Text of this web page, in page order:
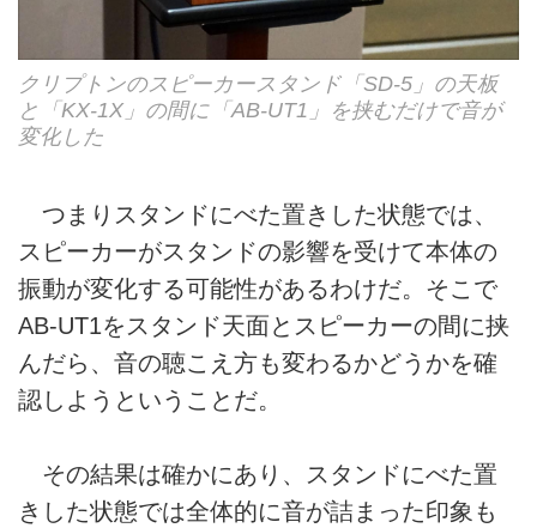
クリプトンのスピーカースタンド「SD-5」の天板
と「KX-1X」の間に「AB-UT1」を挟むだけで音が
変化した
つまりスタンドにべた置きした状態では、
スピーカーがスタンドの影響を受けて本体の
振動が変化する可能性があるわけだ。そこで
AB-UT1をスタンド天面とスピーカーの間に挟
んだら、音の聴こえ方も変わるかどうかを確
認しようということだ。
その結果は確かにあり、スタンドにべた置
きした状態では全体的に音が詰まった印象も